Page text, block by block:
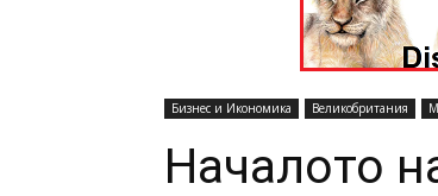
Бизнес и Икономика Великобритания
Началото